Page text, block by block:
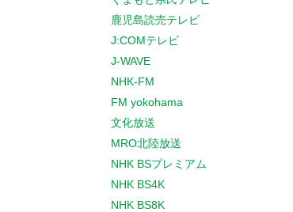
鹿児島読売テレビ
J:COMテレビ
J-WAVE
NHK-FM
FM yokohama
文化放送
MRO北陸放送
NHK BSプレミアム
NHK BS4K
NHK BS8K